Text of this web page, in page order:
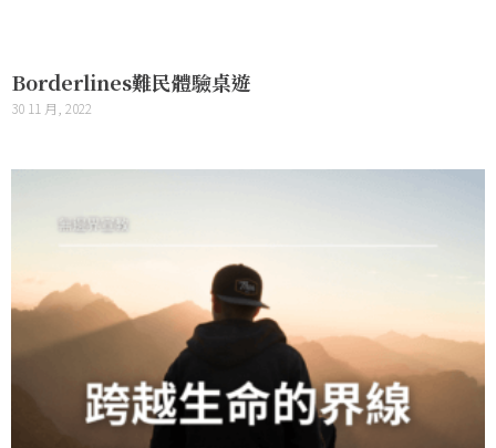
Borderlines難民體驗桌遊
30 11 月, 2022